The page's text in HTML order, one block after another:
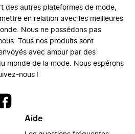
des autres plateformes de mode,
en relation avec les meilleures
Nous ne possédons pas
Tous nos produits sont
avec amour par des
monde de la mode. Nous espérons
nous !
Aide